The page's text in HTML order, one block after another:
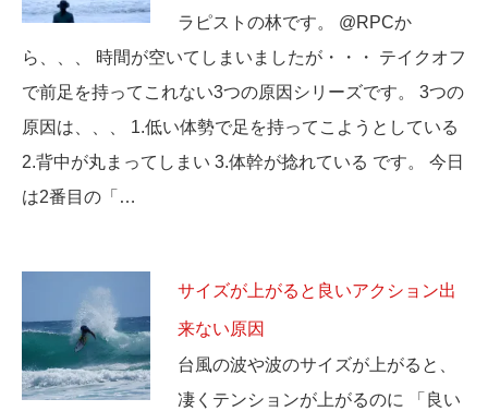
ラピストの林です。 @RPCか
ら、、、 時間が空いてしまいましたが・・・ テイクオフ
で前足を持ってこれない3つの原因シリーズです。 3つの
原因は、、、 1.低い体勢で足を持ってこようとしている
2.背中が丸まってしまい 3.体幹が捻れている です。 今日
は2番目の「…
サイズが上がると良いアクション出
来ない原因
台風の波や波のサイズが上がると、
凄くテンションが上がるのに 「良い